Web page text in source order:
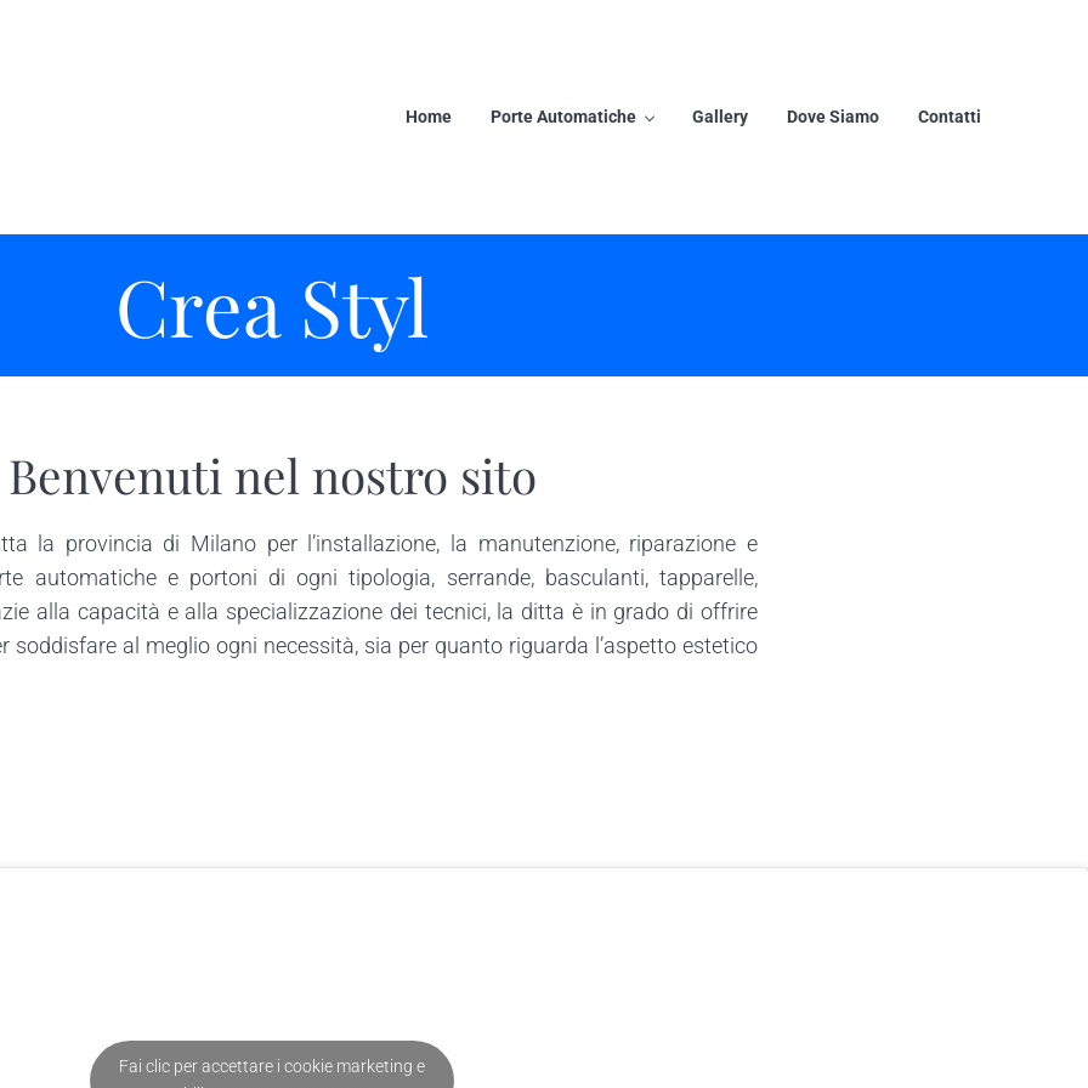
Home Porte Automatiche Gallery Dove Siamo Contatti
Crea Styl
Benvenuti nel nostro sito
la provincia di Milano per l’installazione, la manutenzione, riparazione e
automatiche e portoni di ogni tipologia, serrande, basculanti, tapparelle,
alla capacità e alla specializzazione dei tecnici, la ditta è in grado di offrire
soddisfare al meglio ogni necessità, sia per quanto riguarda l’aspetto estetico
Fai clic per accettare i cookie marketing e